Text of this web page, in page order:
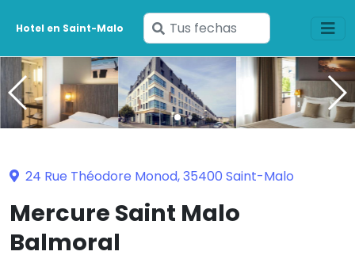
Hotel en Saint-Malo
Ingresa
tus
fechas
24 Rue Théodore Monod, 35400 Saint-Malo
Mercure Saint Malo
Balmoral